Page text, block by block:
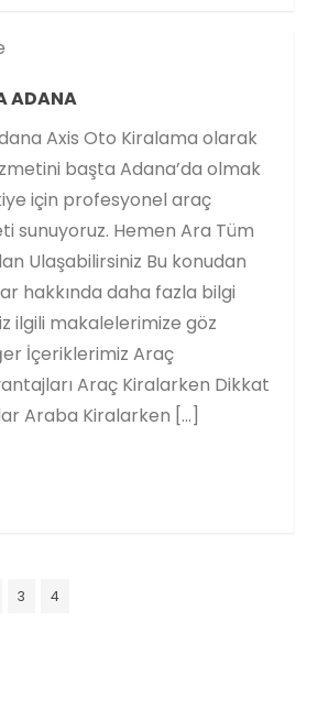
ADANA
Axis Oto Kiralama olarak
başta Adana’da olmak
için profesyonel araç
sunuyoruz. Hemen Ara Tüm
Ulaşabilirsiniz Bu konudan
hakkında daha fazla bilgi
ilgili makalelerimize göz
İçeriklerimiz Araç
Araç Kiralarken Dikkat
Araba Kiralarken […]
3 4